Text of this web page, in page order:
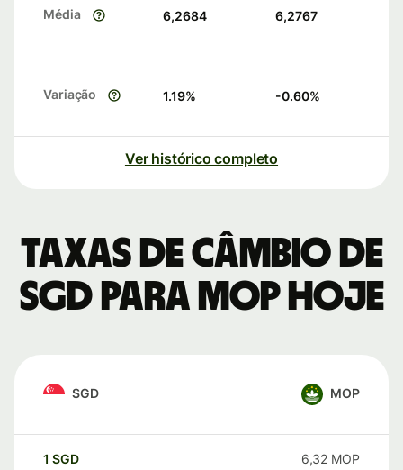
Média 6,2684 6,2767
Variação 1.19% -0.60%
Ver histórico completo
Taxas de câmbio de
SGD para MOP hoje
SGD MOP
1 SGD 6,32 MOP